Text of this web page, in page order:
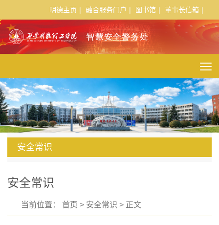
明德主页 | 融合服务门户 | 图书馆 | 董事长信箱 |
安全常识
安全常识
当前位置： 首页 > 安全常识 > 正文